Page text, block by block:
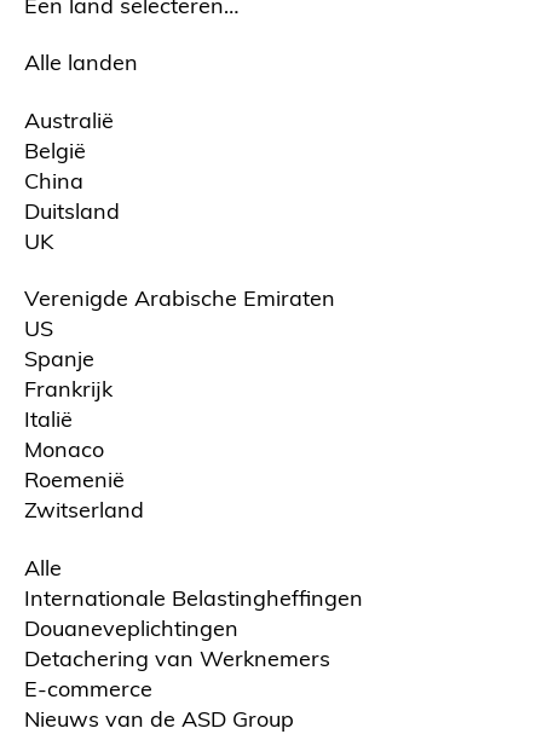
Alle landen
Australië
België
China
Duitsland
UK
Verenigde Arabische Emiraten
US
Spanje
Frankrijk
Italië
Monaco
Roemenië
Zwitserland
Alle
Internationale Belastingheffingen
Douaneveplichtingen
Detachering van Werknemers
E-commerce
Nieuws van de ASD Group